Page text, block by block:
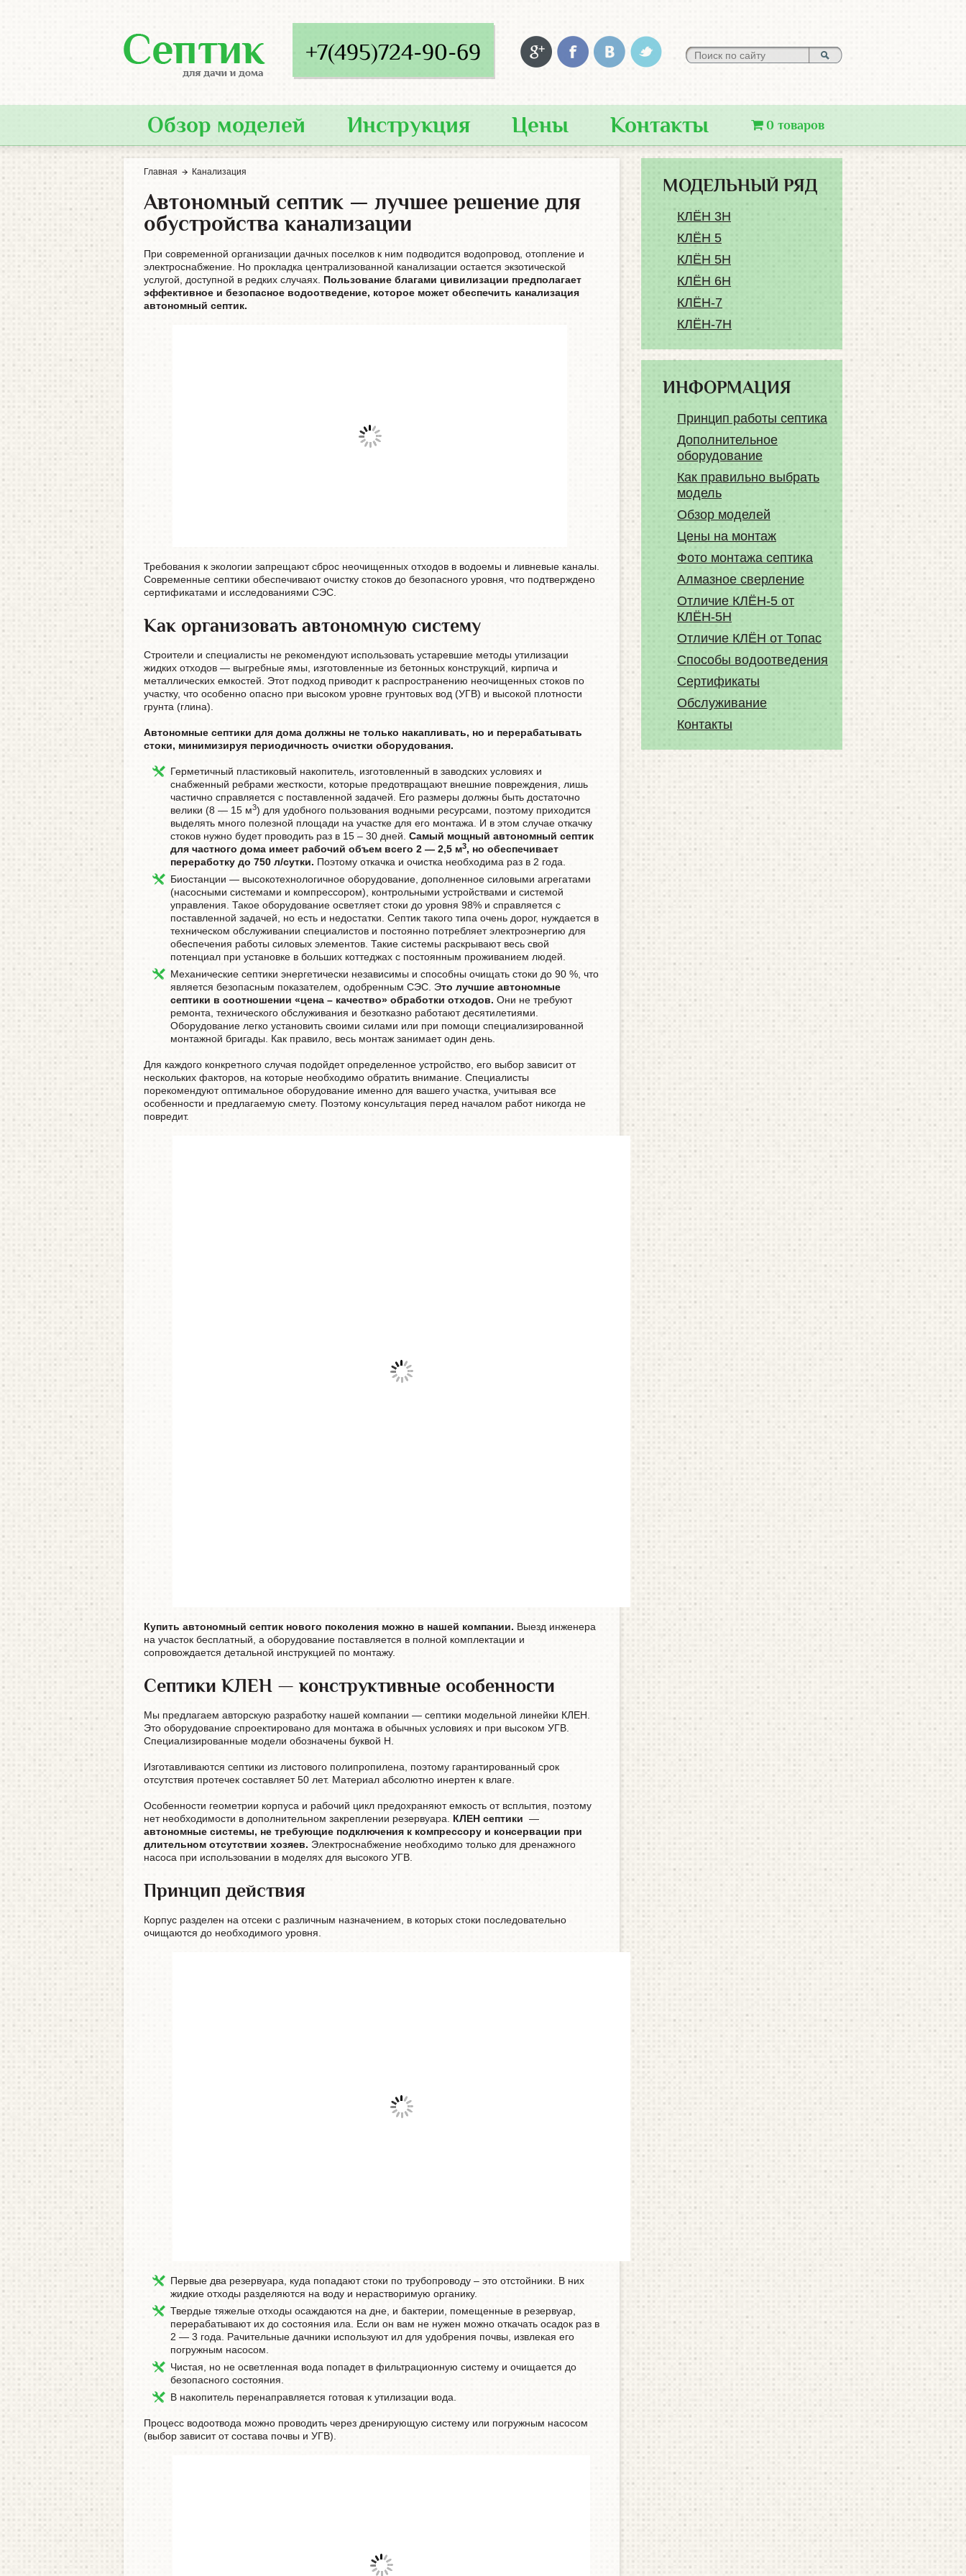
+7(495)724-90-69
Обзор моделей Инструкция Цены Контакты 0 товаров
Главная Канализация
Автономный септик — лучшее решение для
обустройства канализации
При современной организации дачных поселков к ним подводится водопровод, отопление и
электроснабжение. Но прокладка централизованной канализации остается экзотической
услугой, доступной в редких случаях. Пользование благами цивилизации предполагает
эффективное и безопасное водоотведение, которое может обеспечить канализация
автономный септик.
Требования к экологии запрещают сброс неочищенных отходов в водоемы и ливневые каналы.
Современные септики обеспечивают очистку стоков до безопасного уровня, что подтверждено
сертификатами и исследованиями СЭС.
Как организовать автономную систему
Строители и специалисты не рекомендуют использовать устаревшие методы утилизации
жидких отходов — выгребные ямы, изготовленные из бетонных конструкций, кирпича и
металлических емкостей. Этот подход приводит к распространению неочищенных стоков по
участку, что особенно опасно при высоком уровне грунтовых вод (УГВ) и высокой плотности
грунта (глина).
Автономные септики для дома должны не только накапливать, но и перерабатывать
стоки, минимизируя периодичность очистки оборудования.
Герметичный пластиковый накопитель, изготовленный в заводских условиях и
снабженный ребрами жесткости, которые предотвращают внешние повреждения, лишь
частично справляется с поставленной задачей. Его размеры должны быть достаточно
велики (8 — 15 м3) для удобного пользования водными ресурсами, поэтому приходится
выделять много полезной площади на участке для его монтажа. И в этом случае откачку
стоков нужно будет проводить раз в 15 – 30 дней. Самый мощный автономный септик
для частного дома имеет рабочий объем всего 2 — 2,5 м3, но обеспечивает
переработку до 750 л/сутки. Поэтому откачка и очистка необходима раз в 2 года.
Биостанции — высокотехнологичное оборудование, дополненное силовыми агрегатами
(насосными системами и компрессором), контрольными устройствами и системой
управления. Такое оборудование осветляет стоки до уровня 98% и справляется с
поставленной задачей, но есть и недостатки. Септик такого типа очень дорог, нуждается в
техническом обслуживании специалистов и постоянно потребляет электроэнергию для
обеспечения работы силовых элементов. Такие системы раскрывают весь свой
потенциал при установке в больших коттеджах с постоянным проживанием людей.
Механические септики энергетически независимы и способны очищать стоки до 90 %, что
является безопасным показателем, одобренным СЭС. Это лучшие автономные
септики в соотношении «цена – качество» обработки отходов. Они не требуют
ремонта, технического обслуживания и безотказно работают десятилетиями.
Оборудование легко установить своими силами или при помощи специализированной
монтажной бригады. Как правило, весь монтаж занимает один день.
Для каждого конкретного случая подойдет определенное устройство, его выбор зависит от
нескольких факторов, на которые необходимо обратить внимание. Специалисты
порекомендуют оптимальное оборудование именно для вашего участка, учитывая все
особенности и предлагаемую смету. Поэтому консультация перед началом работ никогда не
повредит.
Купить автономный септик нового поколения можно в нашей компании. Выезд инженера
на участок бесплатный, а оборудование поставляется в полной комплектации и
сопровождается детальной инструкцией по монтажу.
Септики КЛЕН — конструктивные особенности
Мы предлагаем авторскую разработку нашей компании — септики модельной линейки КЛЕН.
Это оборудование спроектировано для монтажа в обычных условиях и при высоком УГВ.
Специализированные модели обозначены буквой Н.
Изготавливаются септики из листового полипропилена, поэтому гарантированный срок
отсутствия протечек составляет 50 лет. Материал абсолютно инертен к влаге.
Особенности геометрии корпуса и рабочий цикл предохраняют емкость от всплытия, поэтому
нет необходимости в дополнительном закреплении резервуара. КЛЕН септики —
автономные системы, не требующие подключения к компрессору и консервации при
длительном отсутствии хозяев. Электроснабжение необходимо только для дренажного
насоса при использовании в моделях для высокого УГВ.
Принцип действия
Корпус разделен на отсеки с различным назначением, в которых стоки последовательно
очищаются до необходимого уровня.
Первые два резервуара, куда попадают стоки по трубопроводу – это отстойники. В них
жидкие отходы разделяются на воду и нерастворимую органику.
Твердые тяжелые отходы осаждаются на дне, и бактерии, помещенные в резервуар,
перерабатывают их до состояния ила. Если он вам не нужен можно откачать осадок раз в
2 — 3 года. Рачительные дачники используют ил для удобрения почвы, извлекая его
погружным насосом.
Чистая, но не осветленная вода попадет в фильтрационную систему и очищается до
безопасного состояния.
В накопитель перенаправляется готовая к утилизации вода.
Процесс водоотвода можно проводить через дренирующую систему или погружным насосом
(выбор зависит от состава почвы и УГВ).
МОДЕЛЬНЫЙ РЯД
КЛЁН 3Н
КЛЁН 5
КЛЁН 5Н
КЛЁН 6Н
КЛЁН-7
КЛЁН-7Н
ИНФОРМАЦИЯ
Принцип работы септика
Дополнительное
оборудование
Как правильно выбрать
модель
Обзор моделей
Цены на монтаж
Фото монтажа септика
Алмазное сверление
Отличие КЛЁН-5 от
КЛЁН-5Н
Отличие КЛЁН от Топас
Способы водоотведения
Сертификаты
Обслуживание
Контакты